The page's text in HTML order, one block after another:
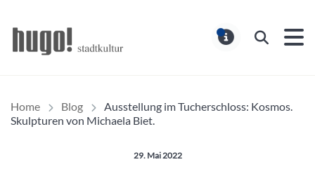
Suchen
Home Blog
Ausstellung im Tucherschloss: Kosmos.
Skulpturen von Michaela Biet.
Veröffentlicht am:
29. Mai 2022